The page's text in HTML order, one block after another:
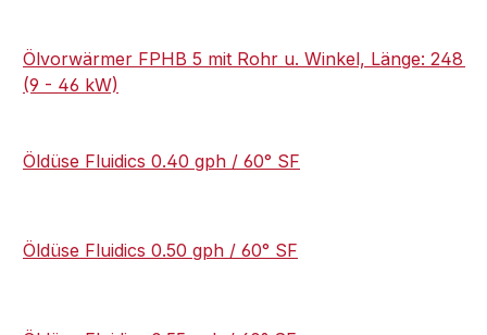
Ölvorwärmer FPHB 5 mit Rohr u. Winkel, Länge: 248
(9 - 46 kW)
Öldüse Fluidics 0.40 gph / 60° SF
Öldüse Fluidics 0.50 gph / 60° SF